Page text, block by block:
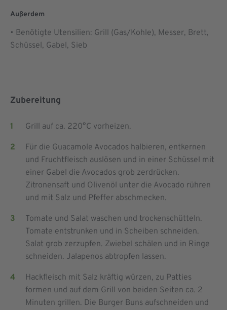
Außerdem
• Benötigte Utensilien: Grill (Gas/Kohle), Messer, Brett,
Schüssel, Gabel, Sieb
Zubereitung
Grill auf ca. 220°C vorheizen.
Für die Guacamole Avocados halbieren, entkernen
und Fruchtfleisch auslösen und in einer Schüssel mit
einer Gabel die Avocados grob zerdrücken.
Zitronensaft und Olivenöl unter die Avocado rühren
und mit Salz und Pfeffer abschmecken.
Tomate und Salat waschen und trockenschütteln.
Tomate entstrunken und in Scheiben schneiden.
Salat grob zerzupfen. Zwiebel schälen und in Ringe
schneiden. Jalapenos abtropfen lassen.
Hackfleisch mit Salz kräftig würzen, zu Patties
formen und auf dem Grill von beiden Seiten ca. 2
Minuten grillen. Die Burger Buns aufschneiden und